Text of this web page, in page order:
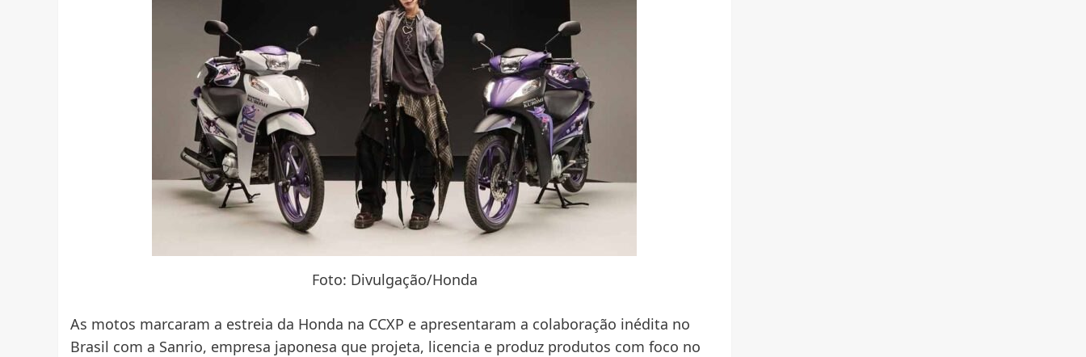
Foto: Divulgação/Honda
As motos marcaram a estreia da Honda na CCXP e apresentaram a colaboração inédita no
Brasil com a Sanrio, empresa japonesa que projeta, licencia e produz produtos com foco no